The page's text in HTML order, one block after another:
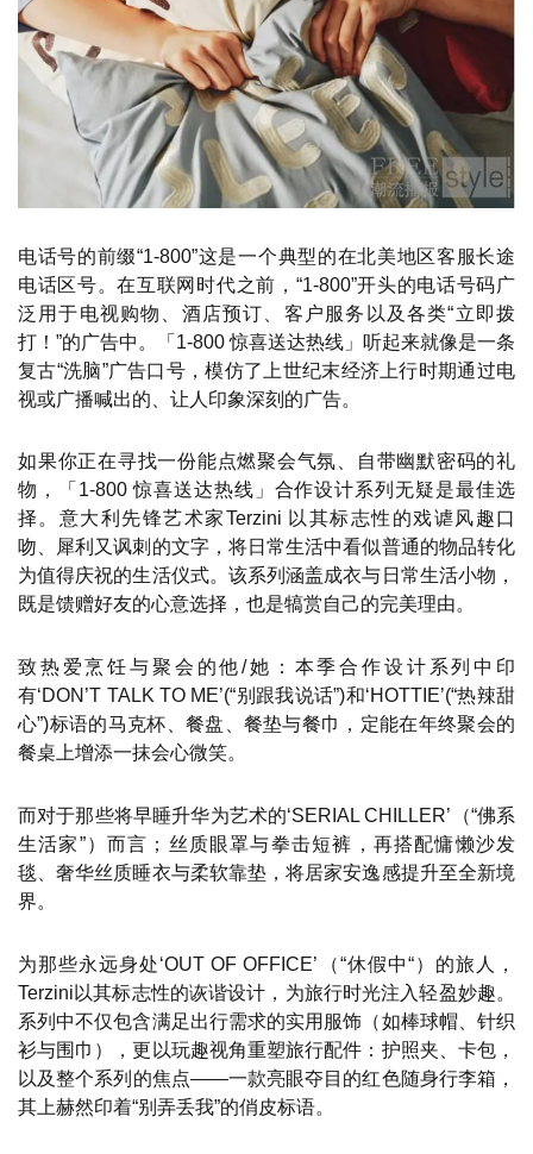
电话号的前缀“1-800”这是一个典型的在北美地区客服长途
电话区号。在互联网时代之前，“1-800”开头的电话号码广
泛用于电视购物、酒店预订、客户服务以及各类“立即拨
打！”的广告中。「1-800 惊喜送达热线」听起来就像是一条
复古“洗脑”广告口号，模仿了上世纪末经济上行时期通过电
视或广播喊出的、让人印象深刻的广告。
如果你正在寻找一份能点燃聚会气氛、自带幽默密码的礼
物，「1-800 惊喜送达热线」合作设计系列无疑是最佳选
择。意大利先锋艺术家Terzini 以其标志性的戏谑风趣口
吻、犀利又讽刺的文字，将日常生活中看似普通的物品转化
为值得庆祝的生活仪式。该系列涵盖成衣与日常生活小物，
既是馈赠好友的心意选择，也是犒赏自己的完美理由。
致热爱烹饪与聚会的他/她：本季合作设计系列中印
有‘DON’T TALK TO ME’(“别跟我说话”)和‘HOTTIE’(“热辣甜
心”)标语的马克杯、餐盘、餐垫与餐巾，定能在年终聚会的
餐桌上增添一抹会心微笑。
而对于那些将早睡升华为艺术的‘SERIAL CHILLER’（“佛系
生活家”）而言；丝质眼罩与拳击短裤，再搭配慵懒沙发
毯、奢华丝质睡衣与柔软靠垫，将居家安逸感提升至全新境
界。
为那些永远身处‘OUT OF OFFICE’（“休假中“）的旅人，
Terzini以其标志性的诙谐设计，为旅行时光注入轻盈妙趣。
系列中不仅包含满足出行需求的实用服饰（如棒球帽、针织
衫与围巾），更以玩趣视角重塑旅行配件：护照夹、卡包，
以及整个系列的焦点——一款亮眼夺目的红色随身行李箱，
其上赫然印着“别弄丢我”的俏皮标语。